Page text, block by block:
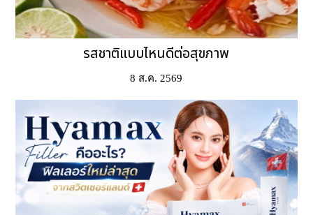
รสชาติแบบไหนดีต่อสุขภาพ
8 ส.ค. 2569